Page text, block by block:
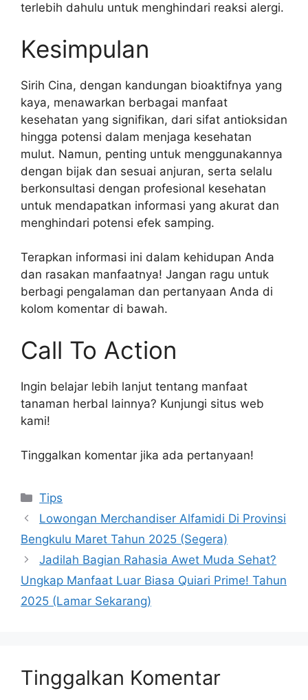
terlebih dahulu untuk menghindari reaksi alergi.
Kesimpulan
Sirih Cina, dengan kandungan bioaktifnya yang
kaya, menawarkan berbagai manfaat
kesehatan yang signifikan, dari sifat antioksidan
hingga potensi dalam menjaga kesehatan
mulut. Namun, penting untuk menggunakannya
dengan bijak dan sesuai anjuran, serta selalu
berkonsultasi dengan profesional kesehatan
untuk mendapatkan informasi yang akurat dan
menghindari potensi efek samping.
Terapkan informasi ini dalam kehidupan Anda
dan rasakan manfaatnya! Jangan ragu untuk
berbagi pengalaman dan pertanyaan Anda di
kolom komentar di bawah.
Call To Action
Ingin belajar lebih lanjut tentang manfaat
tanaman herbal lainnya? Kunjungi situs web
kami!
Tinggalkan komentar jika ada pertanyaan!
Kategori
Tips
Lowongan Merchandiser Alfamidi Di Provinsi
Bengkulu Maret Tahun 2025 (Segera)
Jadilah Bagian Rahasia Awet Muda Sehat?
Ungkap Manfaat Luar Biasa Quiari Prime! Tahun
2025 (Lamar Sekarang)
Tinggalkan Komentar